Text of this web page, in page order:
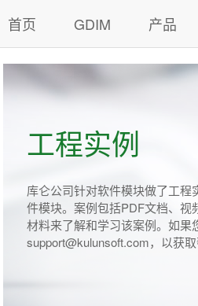
首页 GDIM 产品
工程实例
库仑公司针对软件模块做了工
件模块。案例包括PDF文档、
材料来了解和学习该案例。如
support@kulunsoft.com，以获